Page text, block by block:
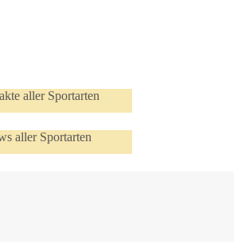
aller Sportarten
aller Sportarten